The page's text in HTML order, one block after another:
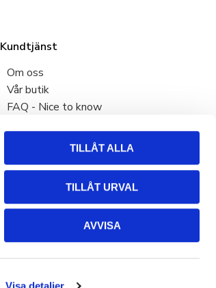
Visa detaljer
TILLÅT ALLA
TILLÅT URVAL
AVVISA
Kundtjänst
Om oss
Vår butik
FAQ - Nice to know
Hur handlar jag?
Policy och cookies
Retur, byte och Reklamation